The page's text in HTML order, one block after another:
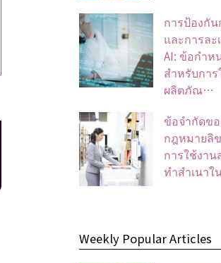
การป้องกั
และการล
AI: ข้อกำห
สำหรับกา
ผลิตภัณ…
ข้อจํากัดข
กฎหมายลิ
การใช้งา
ทําสําเนา
Weekly Popular Articles